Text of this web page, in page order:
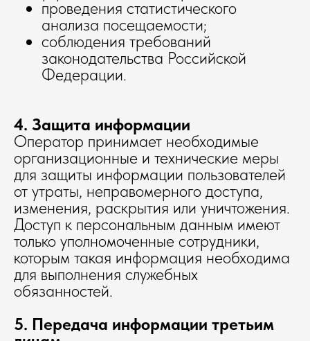
проведения статистического
анализа посещаемости;
соблюдения требований
законодательства Российской
Федерации.
4. Защита информации
Оператор принимает необходимые
организационные и технические меры
для защиты информации пользователей
от утраты, неправомерного доступа,
изменения, раскрытия или уничтожения.
Доступ к персональным данным имеют
только уполномоченные сотрудники,
которым такая информация необходима
для выполнения служебных
обязанностей.
5. Передача информации третьим